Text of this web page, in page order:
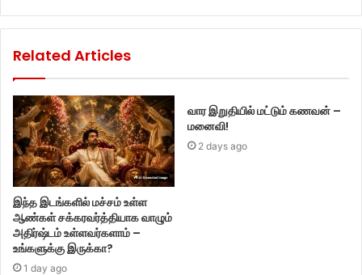
Related Articles
இந்த இடங்களில் மச்சம் உள்ள
ஆண்கள் சக்கரவர்த்தியாக வாழும்
அதிர்ஷ்டம் உள்ளவர்களாம் –
உங்களுக்கு இருக்கா?
1 day ago
வார இறுதியில் மட்டும் கணவன் –
மனைவி!
2 days ago